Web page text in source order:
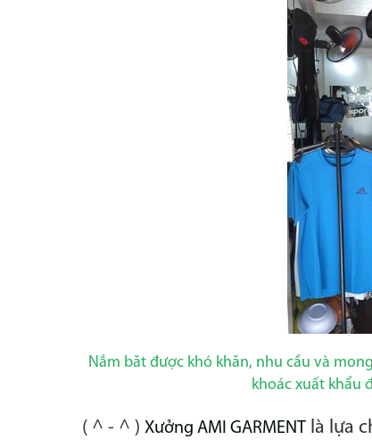
Nắm băt được khó khăn, nhu cầu và
khoác xuất khẩu
( ^ - ^ ) Xưởng AMI GARMENTlà lựa